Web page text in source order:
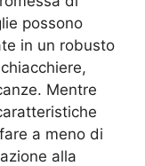
possono
in un robusto
Mentre
a meno di
alla